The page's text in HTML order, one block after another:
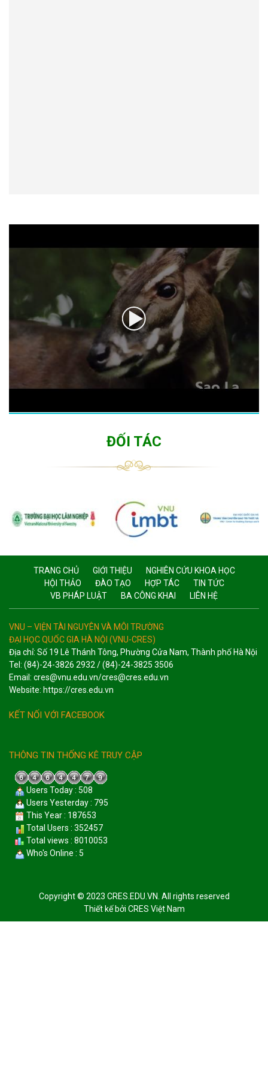
ĐỐI TÁC
TRANG CHỦ GIỚI THIỆU
NGHIÊN CỨU KHOA HỌC
HỘI THẢO
ĐÀO TẠO HỢP TÁC
TIN TỨC
VB PHÁP LUẬT
BA CÔNG KHAI LIÊN HỆ
VNU – VIỆN TÀI NGUYÊN VÀ MÔI TRƯỜNG
ĐẠI HỌC QUỐC GIA HÀ NỘI (VNU-CRES)
Địa chỉ: Số 19 Lê Thánh Tông, Phường Cửa Nam, Thành phố Hà Nội
Tel: (84)-24-3826 2932 / (84)-24-3825 3506
Email: cres@vnu.edu.vn/cres@cres.edu.vn
Website: https://cres.edu.vn
KẾT NỐI VỚI FACEBOOK
THÔNG TIN THỐNG KÊ TRUY CẬP
Users Today : 508
Users Yesterday : 795
This Year : 187653
Total Users : 352457
Total views : 8010053
Who's Online : 5
Copyright © 2023 CRES.EDU.VN. All rights reserved
Thiết kế bởi CRES Việt Nam